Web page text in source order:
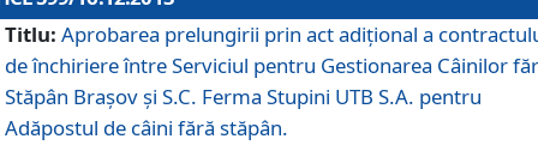
Titlu: Aprobarea prelungirii prin act adiţional a
de închiriere între Serviciul pentru Gestionarea Câinilor
Stăpân Braşov şi S.C. Ferma Stupini UTB S.A. pentru
Adăpostul de câini fără stăpân.